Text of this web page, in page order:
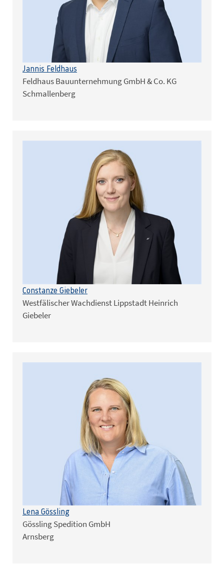
Jannis Feldhaus
Feldhaus Bauunternehmung GmbH & Co. KG
Schmallenberg
Constanze Giebeler
Westfälischer Wachdienst Lippstadt Heinrich
Giebeler
Lena Gössling
Gössling Spedition GmbH
Arnsberg